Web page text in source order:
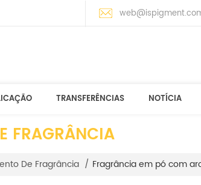
TRANSFERÊNCIAS NOTÍCIA
FRAGRÂNCIA
De Fragrância / Fragrância em pó com